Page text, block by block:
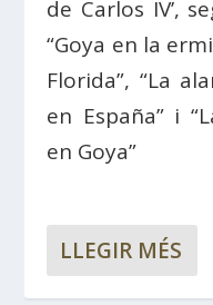
de Carlos IV’,
“Goya en la
Florida”, “La
en España” i
en Goya”
LLEGIR MÉS